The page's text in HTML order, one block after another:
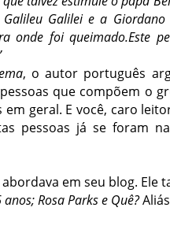
Galilei e a
onde foi queimado.Este
, o autor português
que compõem o
geral. E você, caro
pessoas já se foram
em seu blog.
Rosa Parks e Quê?